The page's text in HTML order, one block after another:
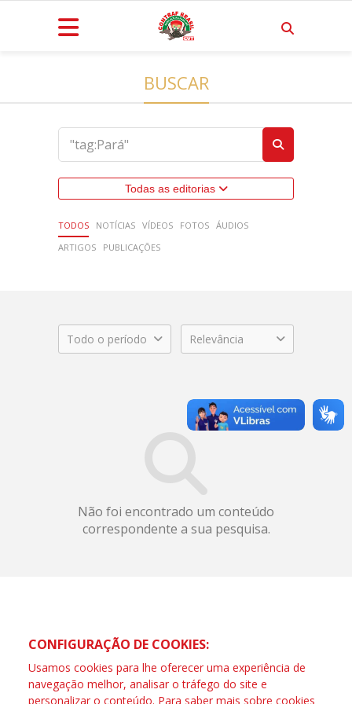
BUSCAR
Todas as editorias
TODOS NOTÍCIAS VÍDEOS FOTOS ÁUDIOS
ARTIGOS
PUBLICAÇÕES
Todo o período Relevância
Não foi encontrado um conteúdo
correspondente a sua pesquisa.
CONFIGURAÇÃO DE COOKIES:
Usamos cookies para lhe oferecer uma experiência de
navegação melhor, analisar o tráfego do site e
personalizar o conteúdo. Para saber mais sobre cookies